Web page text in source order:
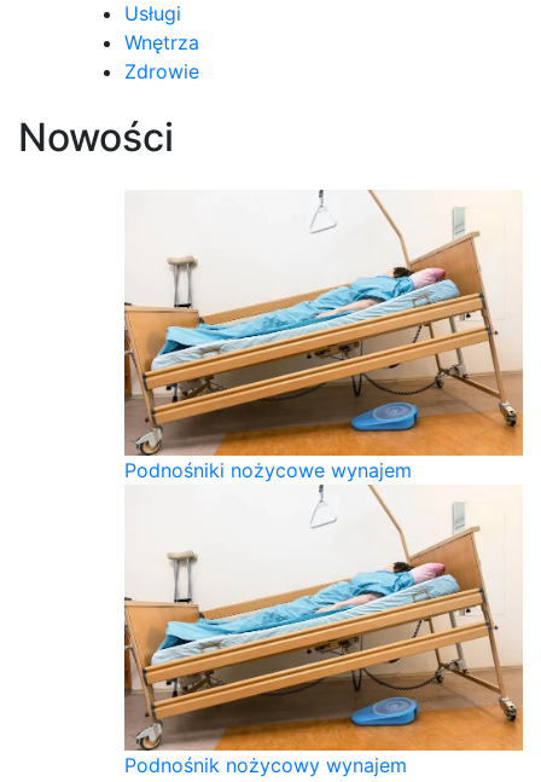
Usługi
Wnętrza
Zdrowie
Nowości
Podnośniki nożycowe wynajem
Podnośnik nożycowy wynajem